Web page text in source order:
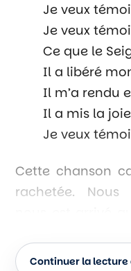
Je veux
Je veux
Ce que le
Il a libéré
Il m’a rendu
Il a mis la
Je veux
Cette chanson
rachetée. Nous
avons été
Continuer la